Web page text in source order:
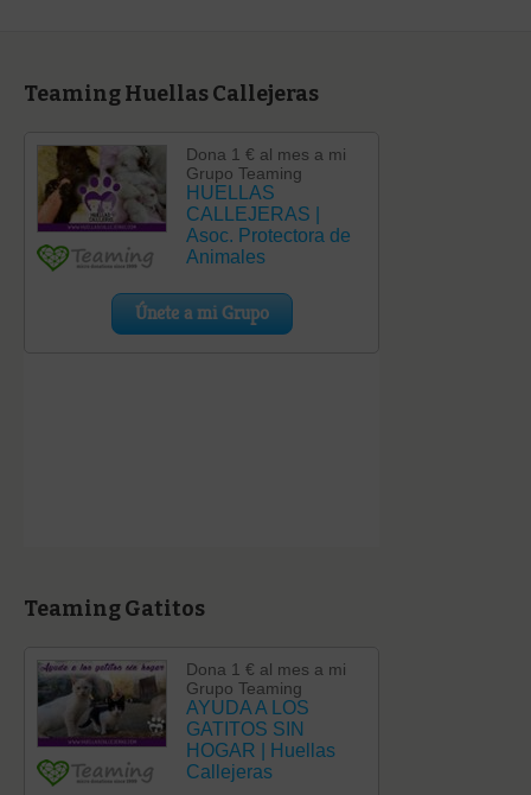
Teaming Huellas Callejeras
Teaming Gatitos